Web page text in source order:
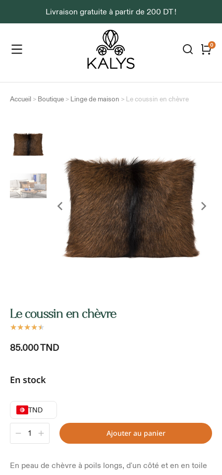
Livraison gratuite à partir de 200 DT !
Accueil > Boutique > Linge de maison > Le coussin en chèvre
Le coussin en chèvre
★★★★★
85.000TND
En stock
TND
Ajouter au panier
En peau de chèvre à poils longs, d'un côté et en en toile